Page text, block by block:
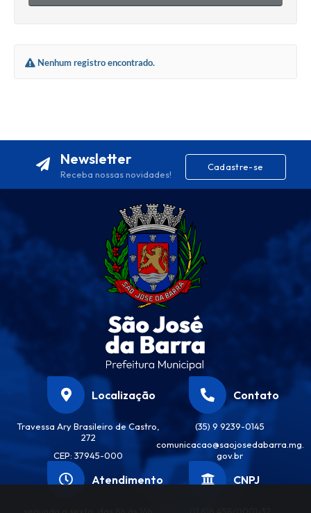
Nenhum registro encontrado.
Newsletter
Receba nossas novidades!
Cadastre-se
Localização
Travessa Ary Brasileiro de Castro,
272
CEP: 37945-000
Contato
(35) 9 9239-0145
comunicacao@saojosedabarra.mg.
gov.br
Atendimento CNPJ